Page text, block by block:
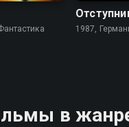
1987,
в